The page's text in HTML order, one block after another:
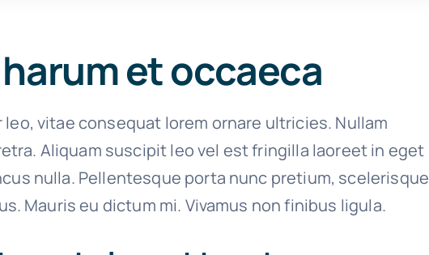
et occaeca
vitae consequat lorem ornare ultricies. Nullam
Aliquam suscipit leo vel est fringilla laoreet in eget
nulla. Pellentesque porta nunc pretium, scelerisque
Mauris eu dictum mi. Vivamus non finibus ligula.